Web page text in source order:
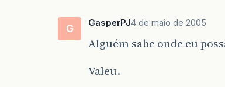
G GasperPJ4 de maio de 2005
Alguém sabe onde eu
Valeu.